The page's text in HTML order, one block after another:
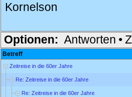
Kornelson
Optionen: Antworten •
Betreff
Zeitreise in die 60er Jahre
Re: Zeitreise in die 60er Jahre
Re: Zeitreise in die 60er Jahre